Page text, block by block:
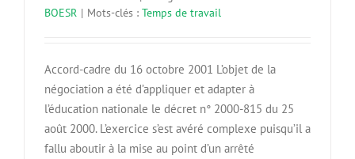
BOESR | Mots-clés : Temps de travail
Accord-cadre du 16 octobre 2001 L’objet de la
négociation a été d’appliquer et adapter à
l’éducation nationale le décret n° 2000-815 du 25
août 2000. L’exercice s’est avéré complexe puisqu’il a
fallu aboutir à la mise au point d’un arrêté